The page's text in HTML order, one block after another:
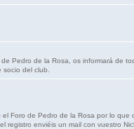
Pedro de la Rosa, os informará de
del club.
Foro de Pedro de la Rosa por lo
registro enviéis un mail con vuestro